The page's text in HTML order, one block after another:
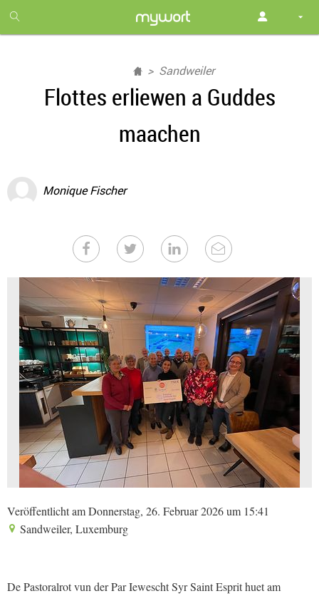
month
free
Sandweiler
Flottes erliewen a Guddes
maachen
Monique Fischer
Veröffentlicht am Donnerstag, 26. Februar 2026 um 15:41
Sandweiler, Luxemburg
De Pastoralrot vun der Par Iewescht Syr Saint Esprit huet am